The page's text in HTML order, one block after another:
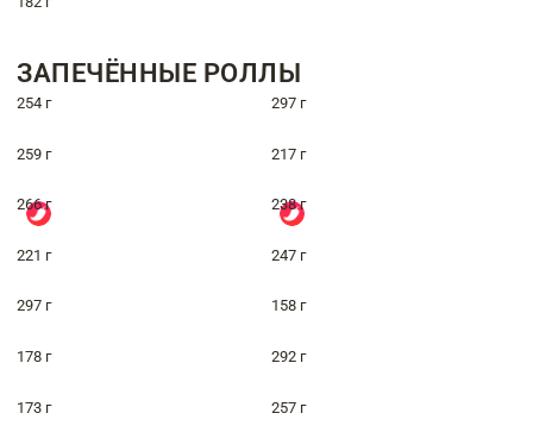
ЗАПЕЧЁННЫЕ РОЛЛЫ
254 г 297 г
259 г 217 г
266 г 238 г
221 г 247 г
297 г 158 г
178 г 292 г
173 г 257 г